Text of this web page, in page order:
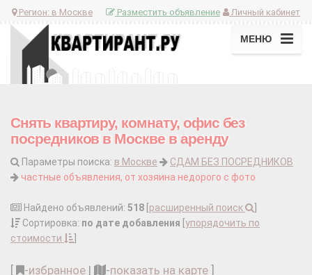
Регион: в Москве Личный кабинет
Разместить объявление
МЕНЮ
Снять квартиру, комнату, офис без
посредников в Москве в аренду
Параметры поиска: в Москве
СДАМ БЕЗ ПОСРЕДНИКОВ
частные объявления, от хозяина недорого с фото
Найдено объявлений: 518 расширенный поиск
Сортировка: по дате добавления упорядочить по
стоимости
-избранное | -показать на карте